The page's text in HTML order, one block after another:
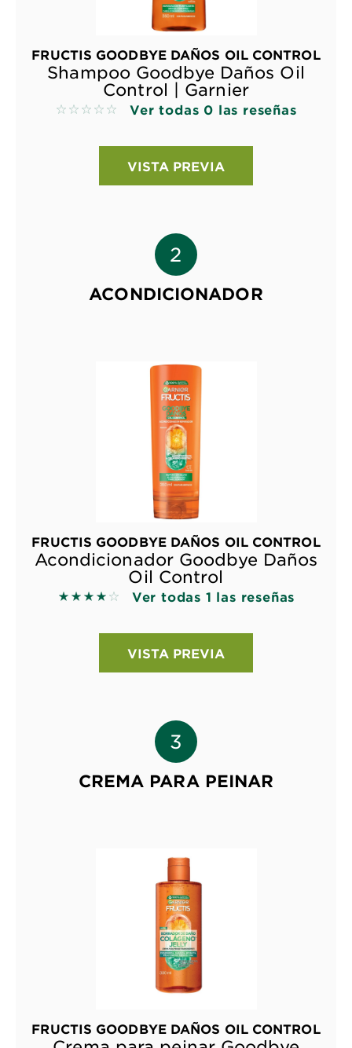
FRUCTIS GOODBYE DAÑOS OIL CONTROL
Shampoo Goodbye Daños Oil
Control | Garnier
No reviews Ver todas 0 las reseñas
VISTA PREVIA
ACONDICIONADOR
FRUCTIS GOODBYE DAÑOS OIL CONTROL
Acondicionador Goodbye Daños
Oil Control
4 out of 5 stars based on reviews
Ver todas 1 las reseñas
VISTA PREVIA
CREMA PARA PEINAR
FRUCTIS GOODBYE DAÑOS OIL CONTROL